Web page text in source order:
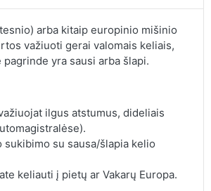
arba kitaip europinio mišinio
važiuoti gerai valomais keliais,
yra sausi arba šlapi.
ilgus atstumus, dideliais
sukibimo su sausa/šlapia kelio
keliauti į pietų ar Vakarų Europa.